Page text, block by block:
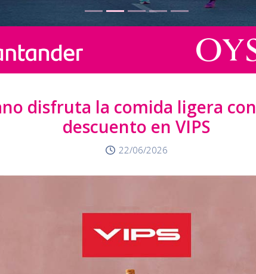
disfruta la comida ligera
descuento en VIPS
22/06/2026